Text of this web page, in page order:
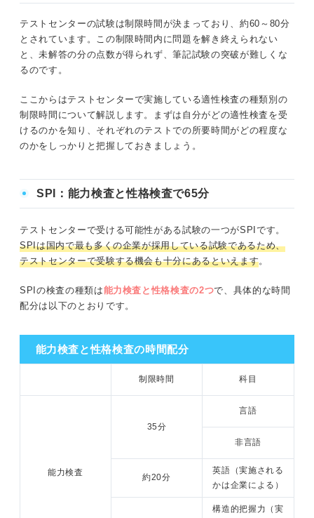
テストセンターの試験は制限時間が決まっており、約60～80分
とされています。この制限時間内に問題を解き終えられない
と、未解答の分の点数が得られず、筆記試験の突破が難しくな
るのです。
ここからはテストセンターで実施している適性検査の種類別の
制限時間について解説します。まずは自分がどの適性検査を受
けるのかを知り、それぞれのテストでの所要時間がどの程度な
のかをしっかりと把握しておきましょう。
SPI：能力検査と性格検査で65分
テストセンターで受ける可能性がある試験の一つがSPIです。
SPIは国内で最も多くの企業が採用している試験であるため、
テストセンターで受験する機会も十分にあるといえます。
SPIの検査の種類は能力検査と性格検査の2つで、具体的な時間
配分は以下のとおりです。
制限時間 科目
能力検査
35分
言語
非言語
約20分
英語（実施される
かは企業による）
構造的把握力（実
能力検査と性格検査の時間配分